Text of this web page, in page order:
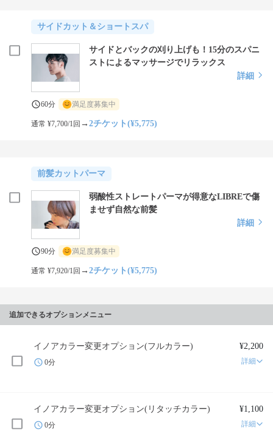
サイドカット＆ショートスパ
サイドとバックの刈り上げも！15分のスパニ
ストによるマッサージでリラックス
詳細
60分 満足度募集中
通常 ¥7,700/1回 →2チケット(¥5,775)
前髪カットパーマ
弱酸性ストレートパーマが得意なLIBREで傷
ませず自然な前髪
詳細
90分 満足度募集中
通常 ¥7,920/1回 →2チケット(¥5,775)
追加できるオプションメニュー
イノアカラー変更オプション(フルカラー) ¥2,200
0分 詳細
イノアカラー変更オプション(リタッチカラー) ¥1,100
0分 詳細